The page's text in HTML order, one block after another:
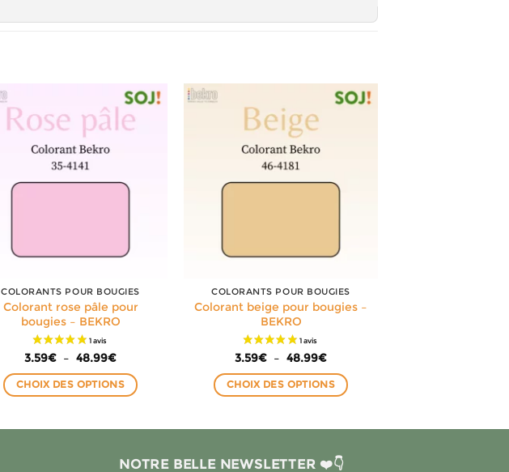
COLORANTS POUR BOUGIES
Colorant rose pâle pour
bougies – BEKRO
3.59€ – 48.99€Plage
prix :
3.59€
CHOIX DES OPTIONS
plusieurs
COLORANTS POUR BOUGIES
Colorant beige pour bougies –
BEKRO
3.59€ – 48.99€Plage
prix :
3.59€
CHOIX DES OPTIONS
plusieurs
NOTRE BELLE NEWSLETTER ❤️👇